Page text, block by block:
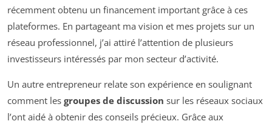
récemment obtenu un financement important grâce à ces
plateformes. En partageant ma vision et mes projets sur un
réseau professionnel, j’ai attiré l’attention de plusieurs
investisseurs intéressés par mon secteur d’activité.
Un autre entrepreneur relate son expérience en soulignant
comment les groupes de discussion sur les réseaux sociaux
l’ont aidé à obtenir des conseils précieux. Grâce aux